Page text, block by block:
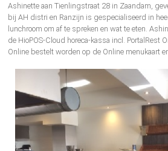
Ashinette aan Tienlingstraat 28 in Zaandam,
bij AH distri en Ranzijn is gespecialiseerd in
lunchroom om af te spreken en wat te eten.
de HioPOS-Cloud horeca-kassa incl. PortalRest
Online bestelt worden op de Online menukaart